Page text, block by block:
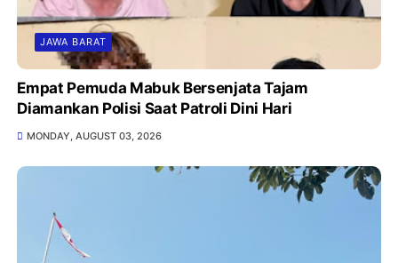
JAWA BARAT
Empat Pemuda Mabuk Bersenjata Tajam
Diamankan Polisi Saat Patroli Dini Hari
MONDAY, AUGUST 03, 2026